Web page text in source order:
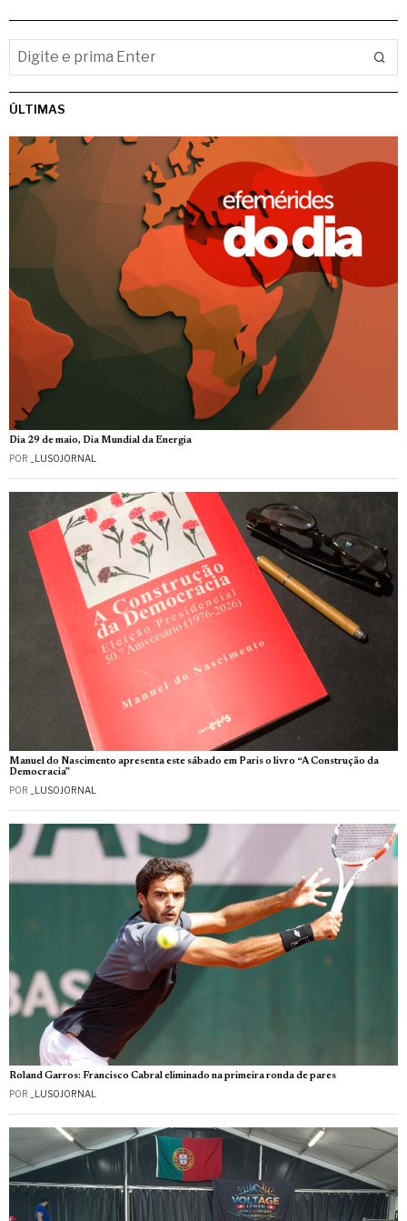
ÚLTIMAS
Dia 29 de maio, Dia Mundial da Energia
POR _LUSOJORNAL
Manuel do Nascimento apresenta este sábado em Paris o livro “A Construção da
Democracia”
POR _LUSOJORNAL
Roland Garros: Francisco Cabral eliminado na primeira ronda de pares
POR _LUSOJORNAL